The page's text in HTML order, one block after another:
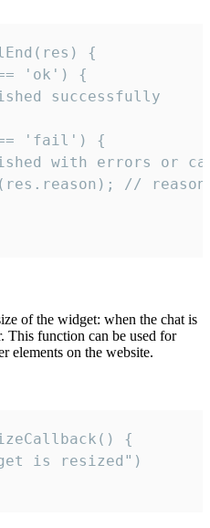
{
'ok') {
successfully
'fail') {
with errors or
//
of the widget: when the chat is
This function can be used for
elements on the website.
{
is resized")